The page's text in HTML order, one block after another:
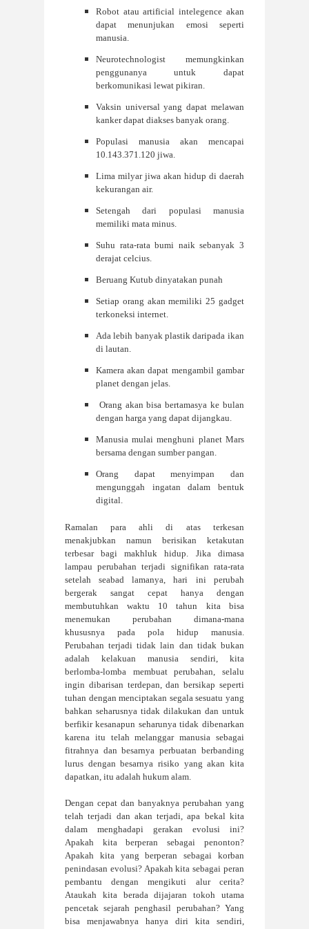
Robot atau artificial intelegence akan
dapat menunjukan emosi seperti
manusia.
Neurotechnologist memungkinkan
penggunanya untuk dapat
berkomunikasi lewat pikiran
Vaksin universal yang dapat melawan
kanker dapat diakses banyak orang.
Populasi manusia akan mencapai
10.143.371.120 jiwa.
Lima milyar jiwa akan hidup di daerah
kekurangan air.
Setengah dari populasi manusia
memiliki mata minus.
Suhu rata-rata bumi naik sebanyak 3
derajat celcius.
Beruang Kutub dinyatakan punah
Setiap orang akan memiliki 25 gadget
terkoneksi internet.
Ada lebih banyak plastik daripada ikan
di lautan.
Kamera akan dapat mengambil gambar
planet dengan jelas.
Orang akan bisa bertamasya ke bulan
dengan harga yang dapat dijangkau.
Manusia mulai menghuni planet Mars
bersama dengan sumber pangan.
Orang dapat menyimpan dan
mengunggah ingatan dalam bentuk
digital.
Ramalan para ahli di atas terkesan
menakjubkan namun berisikan ketakutan
terbesar bagi makhluk hidup. Jika dimasa
lampau perubahan terjadi signifikan rata-rata
setelah seabad lamanya, hari ini perubah
bergerak sangat cepat hanya dengan
membutuhkan waktu 10 tahun kita bisa
menemukan perubahan dimana-mana
khususnya pada pola hidup manusia.
Perubahan terjadi tidak lain dan tidak bukan
adalah kelakuan manusia sendiri, kita
berlomba-lomba membuat perubahan, selalu
ingin dibarisan terdepan, dan bersikap seperti
tuhan dengan menciptakan segala sesuatu yang
bahkan seharusnya tidak dilakukan dan untuk
berfikir kesanapun seharunya tidak dibenarkan
karena itu telah melanggar manusia sebagai
fitrahnya dan besarnya perbuatan berbanding
lurus dengan besarnya risiko yang akan kita
dapatkan, itu adalah hukum alam.
Dengan cepat dan banyaknya perubahan yang
telah terjadi dan akan terjadi, apa bekal kita
dalam menghadapi gerakan evolusi ini?
Apakah kita berperan sebagai penonton?
Apakah kita yang berperan sebagai korban
penindasan evolusi? Apakah kita sebagai peran
pembantu dengan mengikuti alur cerita?
Ataukah kita berada dijajaran tokoh utama
pencetak sejarah penghasil perubahan? Yang
bisa menjawabnya hanya diri kita sendiri,